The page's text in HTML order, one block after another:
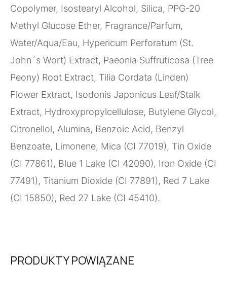
Copolymer, Isostearyl Alcohol, Silica, PPG-20
Methyl Glucose Ether, Fragrance/Parfum,
Water/Aqua/Eau, Hypericum Perforatum (St.
John´s Wort) Extract, Paeonia Suffruticosa (Tree
Peony) Root Extract, Tilia Cordata (Linden)
Flower Extract, Isodonis Japonicus Leaf/Stalk
Extract, Hydroxypropylcellulose, Butylene Glycol,
Citronellol, Alumina, Benzoic Acid, Benzyl
Benzoate, Limonene, Mica (CI 77019), Tin Oxide
(CI 77861), Blue 1 Lake (CI 42090), Iron Oxide (CI
77491), Titanium Dioxide (CI 77891), Red 7 Lake
(CI 15850), Red 27 Lake (CI 45410).
PRODUKTY POWIĄZANE